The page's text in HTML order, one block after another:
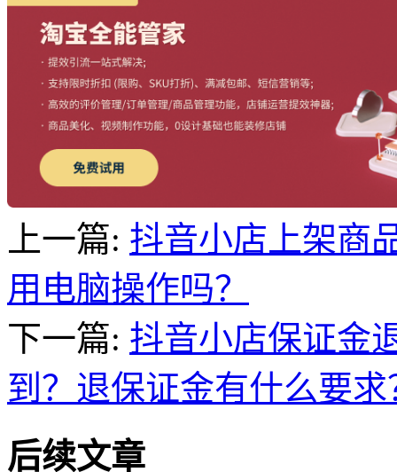
上一篇: 抖音小店上架商
用电脑操作吗？
下一篇: 抖音小店保证金
到？退保证金有什么要求
后续文章